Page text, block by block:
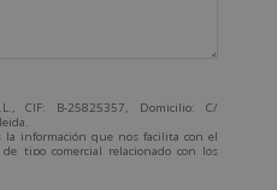
CIF: B-25825357, Domicilio: C/
la información que nos facilita con el
tipo comercial relacionado con los
que fueran de su interés.
del interesado.